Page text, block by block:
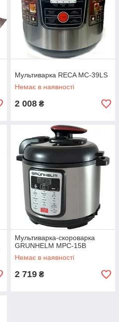
Мультиварка RECA MC-39LS
Немає в наявності
2 008 ₴
Мультиварка-скороварка
GRUNHELM MРC-15В
Немає в наявності
2 719 ₴